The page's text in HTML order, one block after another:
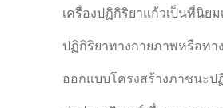
เครื่องปฏิกิริยาแก้วเป็นที่นิย
ปฏิกิริยาทางกายภาพหรือทา
ออกแบบโครงสร้างภาชนะป